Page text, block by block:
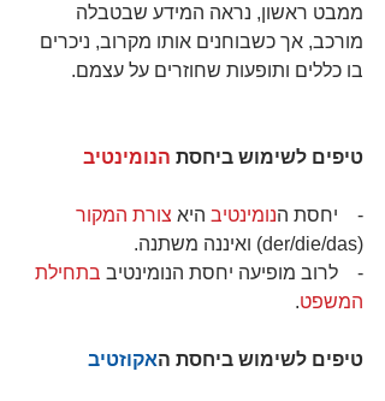
ממבט ראשון, נראה המידע שבטבלה
מורכב, אך כשבוחנים אותו מקרוב, ניכרים
בו כללים ותופעות שחוזרים על עצמם.
טיפים לשימוש ביחסת הנומינטיב
-    יחסת הנומינטיב היא צורת המקור
(der/die/das) ואיננה משתנה.
-    לרוב מופיעה יחסת הנומינטיב בתחילת
המשפט.
טיפים לשימוש ביחסת האקוזטיב